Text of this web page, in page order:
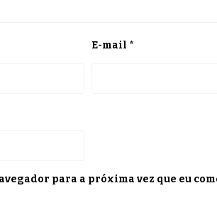
E-mail *
para a próxima vez que eu